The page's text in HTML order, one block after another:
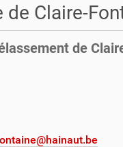
de Claire-
de